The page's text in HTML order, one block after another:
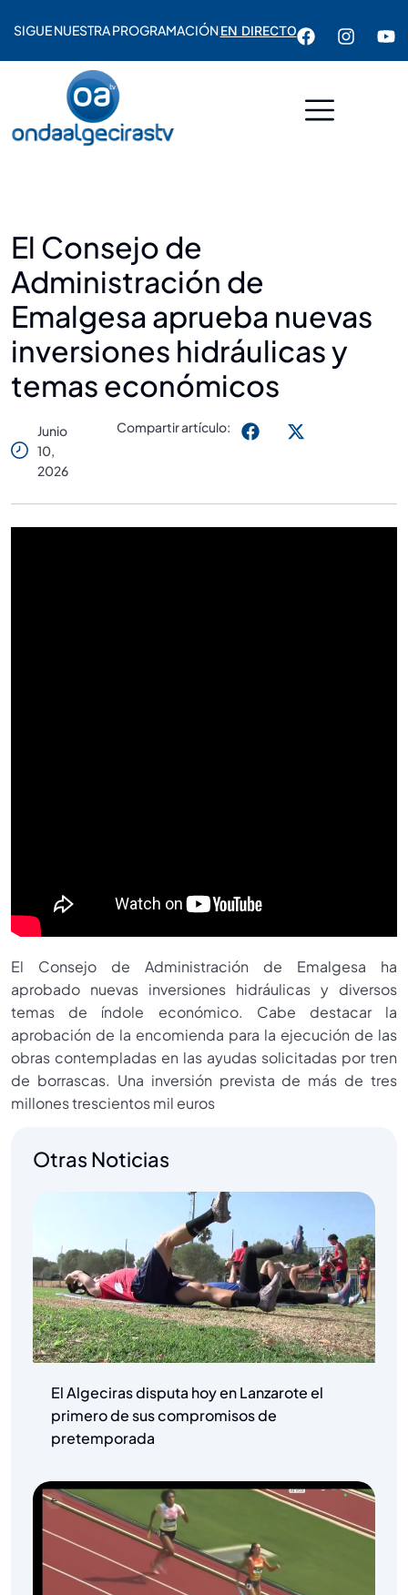
SIGUE NUESTRA PROGRAMACIÓNEN DIRECTO
El Consejo de
Administración de
Emalgesa aprueba nuevas
inversiones hidráulicas y
temas económicos
Junio
10,
2026
Compartir artículo:
El Consejo de Administración de Emalgesa ha
aprobado nuevas inversiones hidráulicas y diversos
temas de índole económico. Cabe destacar la
aprobación de la encomienda para la ejecución de las
obras contempladas en las ayudas solicitadas por tren
de borrascas. Una inversión prevista de más de tres
millones trescientos mil euros
Otras Noticias
El Algeciras disputa hoy en Lanzarote el
primero de sus compromisos de
pretemporada